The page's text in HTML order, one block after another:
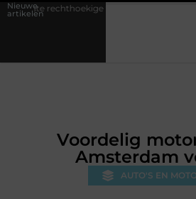
Nieuwe
artikelentrampoline kiezen voor jouw tuin
Voordelig
Amsterdam
AUTO'S EN